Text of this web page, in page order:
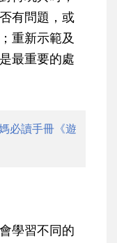
有問題，或
重新示範及
是最重要的處
必讀手冊《遊
學習不同的